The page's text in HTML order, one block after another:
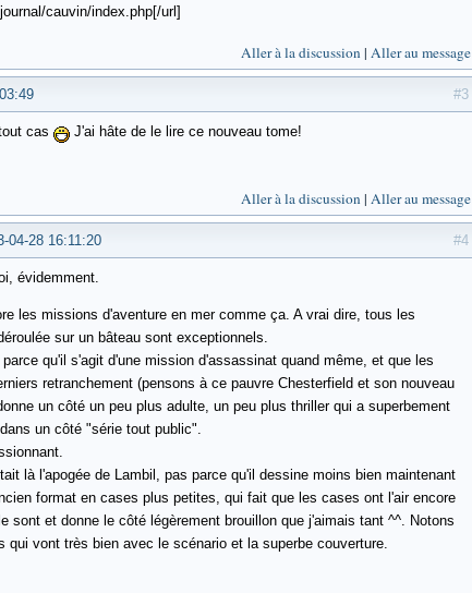
cauvin/index.php[/url]
Aller à la discussion Aller au message
#3
cas J'ai hâte de le lire ce nouveau tome!
Aller à la discussion Aller au message
#4
04-28 16:11:20
évidemment.
les missions d'aventure en mer comme ça. A vrai dire, tous les
sur un bâteau sont exceptionnels.
qu'il s'agit d'une mission d'assassinat quand même, et que les
retranchement (pensons à ce pauvre Chesterfield et son nouveau
un côté un peu plus adulte, un peu plus thriller qui a superbement
un côté "série tout public".
là l'apogée de Lambil, pas parce qu'il dessine moins bien maintenant
format en cases plus petites, qui fait que les cases ont l'air encore
sont et donne le côté légèrement brouillon que j'aimais tant ^^. Notons
qui vont très bien avec le scénario et la superbe couverture.